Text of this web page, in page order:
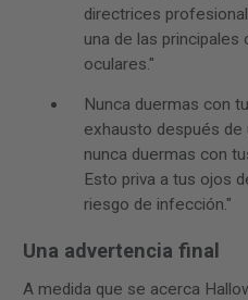
directrices
una de las
oculares."
Nunca duermas con
exhausto después
nunca duermas con
Esto priva a tus ojos
riesgo de infección."
Una advertencia final
A medida que se acerca